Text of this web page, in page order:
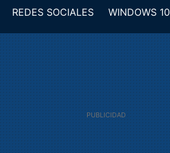
REDES SOCIALES WINDOWS 10